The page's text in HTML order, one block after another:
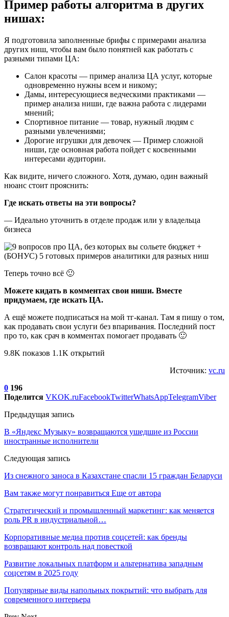
Пример работы алгоритма в других
нишах:
Я подготовила заполненные брифы с примерами анализа
других ниш, чтобы вам было понятней как работать с
разными типами ЦА:
Салон красоты — пример анализа ЦА услуг, которые
одновременно нужны всем и никому;
Дамы, интересующиеся ведческими практиками —
пример анализа ниши, где важна работа с лидерами
мнений;
Спортивное питание — товар, нужный людям с
разными увлечениями;
Дорогие игрушки для девочек — Пример сложной
ниши, где основная работа пойдет с косвенными
интересами аудитории.
Как видите, ничего сложного. Хотя, думаю, один важный
нюанс стоит прояснить:
Где искать ответы на эти вопросы?
— Идеально уточнить в отделе продаж или у владельца
бизнеса
Теперь точно всё 🙂
Можете кидать в комментах свои ниши. Вместе
придумаем, где искать ЦА.
А ещё можете подписаться на мой тг-канал. Там я пишу о том,
как продавать свои услуги без впаривания. Последний пост
про то, как срач в комментах помогает продавать 🙂
9.8K показов 1.1K открытий
Источник: vc.ru
0 196
Поделится VKOK.ruFacebookTwitterWhatsAppTelegramViber
Предыдущая запись
В «Яндекс Музыку» возвращаются ушедшие из России
иностранные исполнители
Следующая запись
Из снежного заноса в Казахстане спасли 15 граждан Беларуси
Вам также могут понравиться Еще от автора
Стратегический и промышленный маркетинг: как меняется
роль PR в индустриальной…
Корпоративные медиа против соцсетей: как бренды
возвращают контроль над повесткой
Развитие локальных платформ и альтернатива западным
соцсетям в 2025 году
Популярные виды напольных покрытий: что выбрать для
современного интерьера